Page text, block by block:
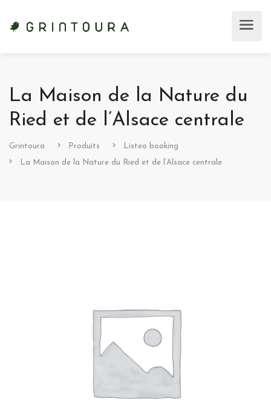
La Maison de la Nature du
Ried et de l’Alsace centrale
Grintoura Produits Listeo booking
La Maison de la Nature du Ried et de l’Alsace centrale